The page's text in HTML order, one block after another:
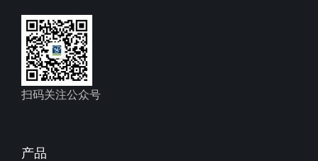
扫码关注公众号
产品